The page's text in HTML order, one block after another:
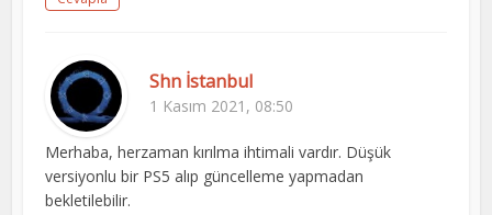
Shn İstanbul
1 Kasım 2021, 08:50
Merhaba, herzaman kırılma ihtimali vardır. Düşük
versiyonlu bir PS5 alıp güncelleme yapmadan
bekletilebilir.